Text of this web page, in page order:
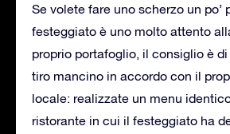
Se volete fare uno scherzo un po’
festeggiato è uno molto attento
proprio portafoglio, il consiglio è
tiro mancino in accordo con il
locale: realizzate un menu
ristorante in cui il festeggiato ha